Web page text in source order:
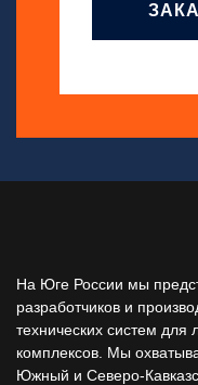
На Юге России мы
разработчиков и
технических систем для
комплексов. Мы
Южный и Северо-